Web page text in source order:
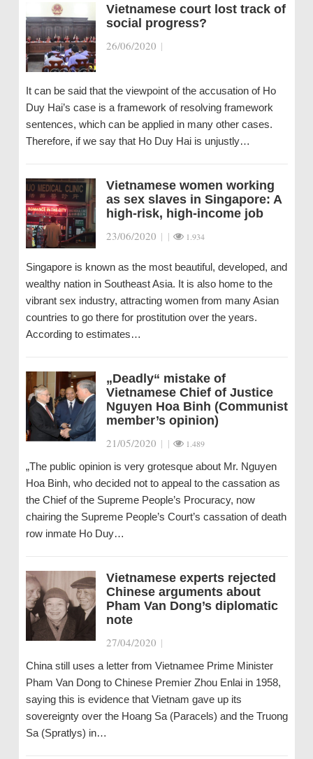
Vietnamese court lost track of
social progress?
26/06/2020 |
It can be said that the viewpoint of the accusation of Ho
Duy Hai’s case is a framework of resolving framework
sentences, which can be applied in many other cases.
Therefore, if we say that Ho Duy Hai is unjustly…
Vietnamese women working
as sex slaves in Singapore: A
high-risk, high-income job
23/06/2020 | | 1.934
Singapore is known as the most beautiful, developed, and
wealthy nation in Southeast Asia. It is also home to the
vibrant sex industry, attracting women from many Asian
countries to go there for prostitution over the years.
According to estimates…
„Deadly“ mistake of
Vietnamese Chief of Justice
Nguyen Hoa Binh (Communist
member’s opinion)
21/05/2020 | | 1.489
„The public opinion is very grotesque about Mr. Nguyen
Hoa Binh, who decided not to appeal to the cassation as
the Chief of the Supreme People’s Procuracy, now
chairing the Supreme People’s Court’s cassation of death
row inmate Ho Duy…
Vietnamese experts rejected
Chinese arguments about
Pham Van Dong’s diplomatic
note
27/04/2020 |
China still uses a letter from Vietnamee Prime Minister
Pham Van Dong to Chinese Premier Zhou Enlai in 1958,
saying this is evidence that Vietnam gave up its
sovereignty over the Hoang Sa (Paracels) and the Truong
Sa (Spratlys) in…